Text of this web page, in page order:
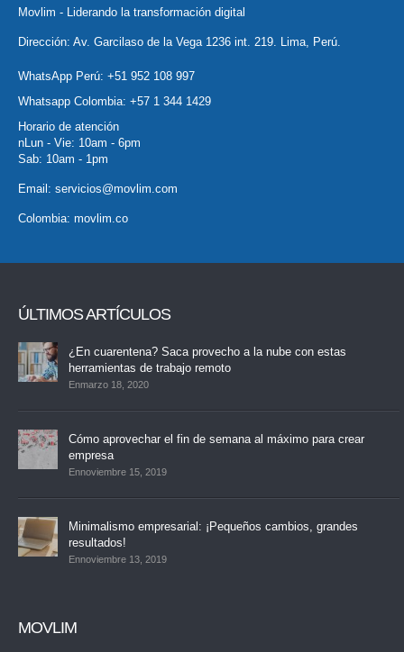
Movlim - Liderando la transformación digital
Dirección: Av. Garcilaso de la Vega 1236 int. 219. Lima, Perú.
WhatsApp Perú: +51 952 108 997
Whatsapp Colombia: +57 1 344 1429
Horario de atención
nLun - Vie: 10am - 6pm
Sab: 10am - 1pm
Email: servicios@movlim.com
Colombia: movlim.co
ÚLTIMOS ARTÍCULOS
¿En cuarentena? Saca provecho a la nube con estas
herramientas de trabajo remoto
Enmarzo 18, 2020
Cómo aprovechar el fin de semana al máximo para crear
empresa
Ennoviembre 15, 2019
Minimalismo empresarial: ¡Pequeños cambios, grandes
resultados!
Ennoviembre 13, 2019
MOVLIM